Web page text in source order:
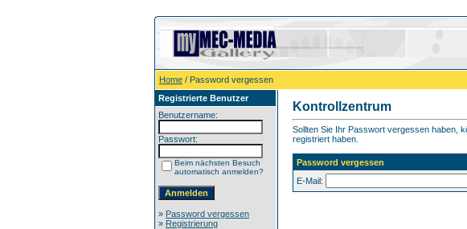
Home / Password vergessen
Registrierte Benutzer
Benutzername:
Passwort:
Beim nächsten Besuch
automatisch anmelden?
» Password vergessen
» Registrierung
Kontrollzentrum
Sollten Sie Ihr Passwort vergessen haben,
registriert haben.
Password vergessen
E-Mail: